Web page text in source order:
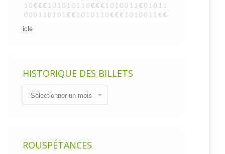
icle
HISTORIQUE DES BILLETS
des
billets
ROUSPÉTANCES